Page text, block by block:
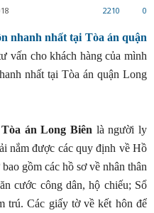
0
2210
nhanh nhất tại Tòa án quận
vấn cho khách hàng của mình
nhất tại Tòa án quận Long
án Long Biên là người ly
nắm được các quy định về Hồ
gồm các hồ sơ về nhân thân
cước công dân, hộ chiếu; Sổ
trú. Các giấy tờ về kết hôn để